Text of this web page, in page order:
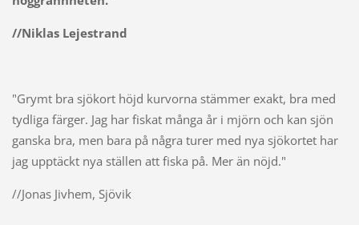
//Niklas Lejestrand
"Grymt bra sjökort höjd kurvorna stämmer exakt, bra med
tydliga färger. Jag har fiskat många år i mjörn och kan sjön
ganska bra, men bara på några turer med nya sjökortet har
jag upptäckt nya ställen att fiska på. Mer än nöjd."
//Jonas Jivhem, Sjövik